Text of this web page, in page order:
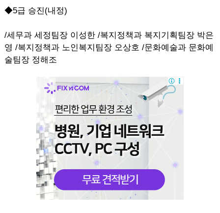
◆5급 승진(내정)
/세무과 세정팀장 이성한 /복지정책과 복지기획팀장 박은
영 /복지정책과 노인복지팀장 오상호 /문화예술과 문화예
술팀장 정해조